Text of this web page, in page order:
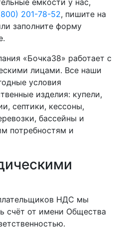
ёмкости у нас,
201-78-52, пишите на
заполните форму
«Бочка38» работает с
лицами. Все наши
условия
изделия: купели,
септики, кессоны,
бассейны и
потребностям и
НДС мы
счёт от имени Общества